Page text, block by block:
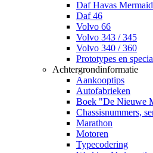
Daf Havas
Daf 46
Volvo 66
Volvo 343 / 345
Volvo 340 / 360
Prototypes en
Achtergrondinformatie
Aankooptips
Autofabrieken
Boek "De Nieuwe
Chassisnummers,
Marathon
Motoren
Typecodering